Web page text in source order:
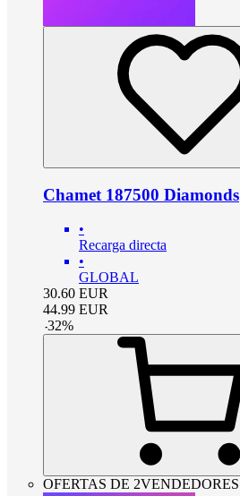
Chamet 187500 Diamonds
•
Recarga directa
•
GLOBAL
30.60 EUR
44.99 EUR
-32%
OFERTAS DE 2VENDEDORES